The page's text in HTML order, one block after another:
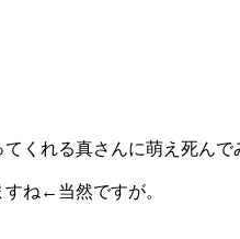
くれる真さんに萌え死ん
ね←当然ですが。